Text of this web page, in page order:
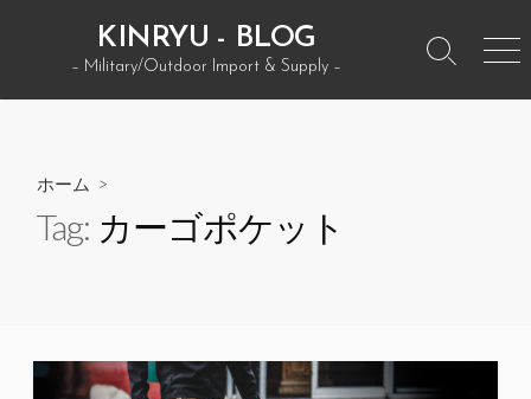
ン
KINRYU - BLOG
– Military/Outdoor Import & Supply –
検
メ
ホーム >
Tag: カーゴポケット